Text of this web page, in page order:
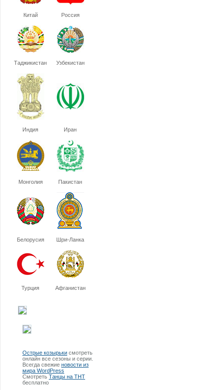
Китай Россия
Таджикистан Узбекистан
Индия Иран
Монголия Пакистан
Белорусия Шри-Ланка
Турция Афганистан
Острые козырьки смотреть
онлайн все сезоны и серии.
Всегда свежие новости из
мира WordPress
Смотреть Танцы на ТНТ
бесплатно